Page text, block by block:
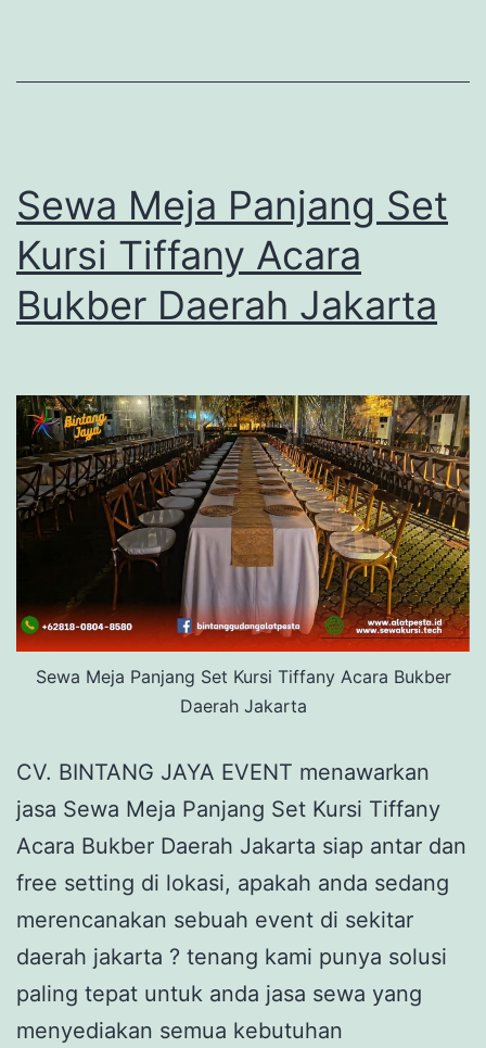
Sewa Meja Panjang Set
Kursi Tiffany Acara
Bukber Daerah Jakarta
Sewa Meja Panjang Set Kursi Tiffany Acara Bukber
Daerah Jakarta
CV. BINTANG JAYA EVENT menawarkan
jasa Sewa Meja Panjang Set Kursi Tiffany
Acara Bukber Daerah Jakarta siap antar dan
free setting di lokasi, apakah anda sedang
merencanakan sebuah event di sekitar
daerah jakarta ? tenang kami punya solusi
paling tepat untuk anda jasa sewa yang
menyediakan semua kebutuhan